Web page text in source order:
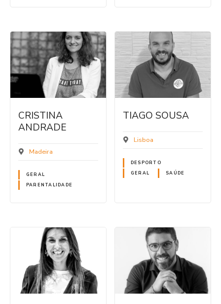
CRISTINA
ANDRADE
Madeira
GERAL
PARENTALIDADE
TIAGO SOUSA
Lisboa
DESPORTO
GERAL
SAÚDE